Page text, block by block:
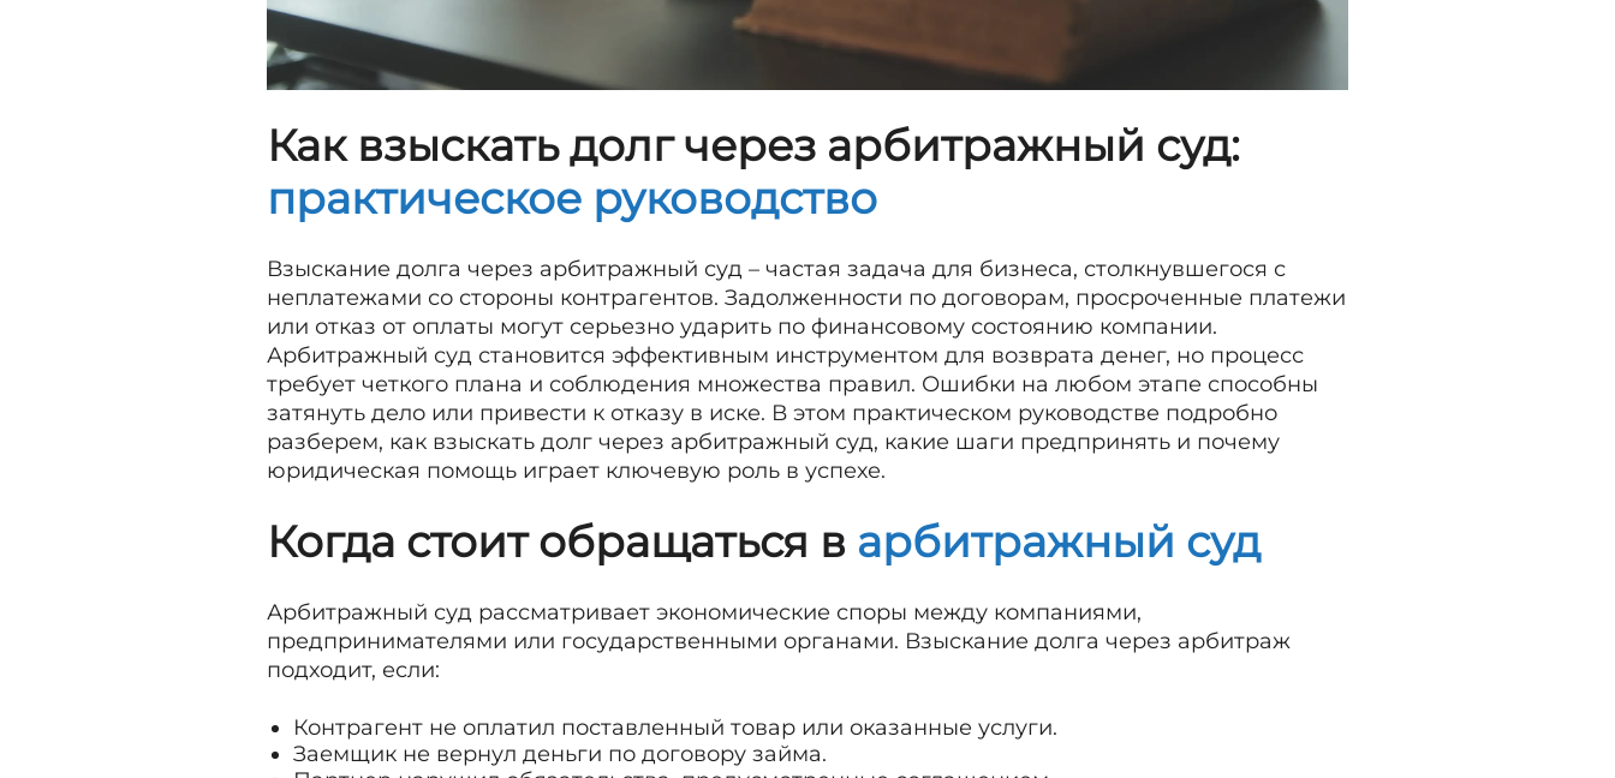
Как взыскать долг через арбитражный суд:
практическое руководство
Взыскание долга через арбитражный суд – частая задача для бизнеса, столкнувшегося с
неплатежами со стороны контрагентов. Задолженности по договорам, просроченные платежи
или отказ от оплаты могут серьезно ударить по финансовому состоянию компании.
Арбитражный суд становится эффективным инструментом для возврата денег, но процесс
требует четкого плана и соблюдения множества правил. Ошибки на любом этапе способны
затянуть дело или привести к отказу в иске. В этом практическом руководстве подробно
разберем, как взыскать долг через арбитражный суд, какие шаги предпринять и почему
юридическая помощь играет ключевую роль в успехе.
Когда стоит обращаться в арбитражный суд
Арбитражный суд рассматривает экономические споры между компаниями,
предпринимателями или государственными органами. Взыскание долга через арбитраж
подходит, если:
Контрагент не оплатил поставленный товар или оказанные услуги.
Заемщик не вернул деньги по договору займа.